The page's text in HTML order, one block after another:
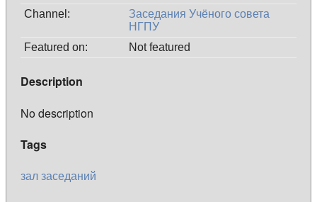
Channel:
Заседания Учёного совета
НГПУ
Featured on:
Not featured
Description
No description
Tags
залзаседаний